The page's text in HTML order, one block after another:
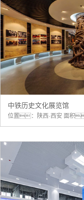
中铁历史文化展览馆
位置：陕西·西安 面积